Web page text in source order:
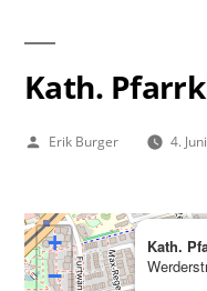
Kath.
Veröffentlicht
Erik Burger 4.
Kath.
+
−